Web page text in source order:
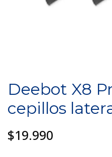
Deebot X8
cepillos
$19.990